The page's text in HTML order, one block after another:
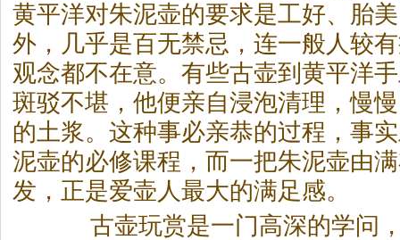
黄平洋对朱泥壶的要求是工好、胎
外，几乎是百无禁忌，连一般人较
观念都不在意。有些古壶到黄平洋
斑驳不堪，他便亲自浸泡清理，慢
的土浆。这种事必亲恭的过程，事
泥壶的必修课程，而一把朱泥壶由
发，正是爱壶人最大的满足感。
古壶玩赏是一门高深的学问，